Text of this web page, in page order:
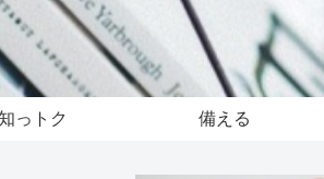
っトク 備える